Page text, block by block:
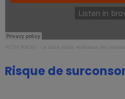
ACTIV RADIO Le black friday, révélateur des
Risque de